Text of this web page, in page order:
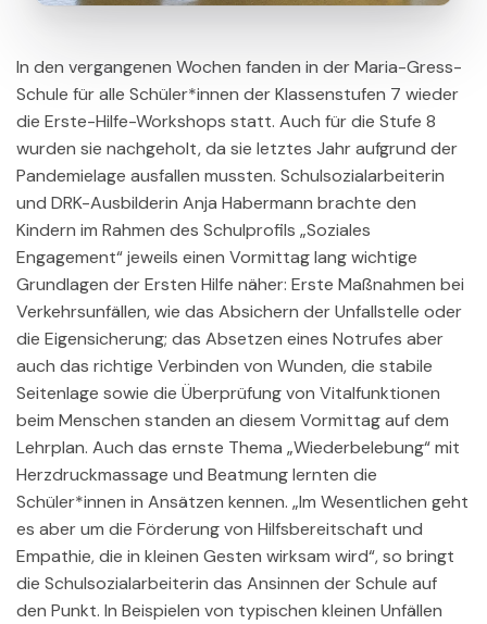
In den vergangenen Wochen fanden in der Maria-Gress-
Schule für alle Schüler*innen der Klassenstufen 7 wieder
die Erste-Hilfe-Workshops statt. Auch für die Stufe 8
wurden sie nachgeholt, da sie letztes Jahr aufgrund der
Pandemielage ausfallen mussten. Schulsozialarbeiterin
und DRK-Ausbilderin Anja Habermann brachte den
Kindern im Rahmen des Schulprofils „Soziales
Engagement“ jeweils einen Vormittag lang wichtige
Grundlagen der Ersten Hilfe näher: Erste Maßnahmen bei
Verkehrsunfällen, wie das Absichern der Unfallstelle oder
die Eigensicherung; das Absetzen eines Notrufes aber
auch das richtige Verbinden von Wunden, die stabile
Seitenlage sowie die Überprüfung von Vitalfunktionen
beim Menschen standen an diesem Vormittag auf dem
Lehrplan. Auch das ernste Thema „Wiederbelebung“ mit
Herzdruckmassage und Beatmung lernten die
Schüler*innen in Ansätzen kennen. „Im Wesentlichen geht
es aber um die Förderung von Hilfsbereitschaft und
Empathie, die in kleinen Gesten wirksam wird“, so bringt
die Schulsozialarbeiterin das Ansinnen der Schule auf
den Punkt. In Beispielen von typischen kleinen Unfällen